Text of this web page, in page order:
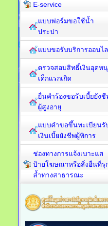
E-service
แบบฟอร์มขอใช้น้ำ
ประปา
แบบขอรับบริการออนไ
ตรวจสอบสิทธิ์เงินอุดห
เด็กแรกเกิด
ยื่นคำร้องขอรับเบี้ยยังชี
ผู้สูงอายุ
แบบคำขอขึ้นทะเบียนรั
เงินเบี้ยยังชีพผู้พิการ
ช่องทางการแจ้งเบาะแส
ป้ายโฆษณาหรือสิ่งอื่นที่รุ
ล้ำทางสาธารณะ